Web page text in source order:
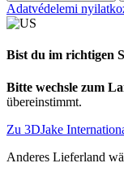
Adatvédelemi
Bist du im richtigen
Bitte wechsle zum
übereinstimmt.
Zu 3DJake
Anderes Lieferland